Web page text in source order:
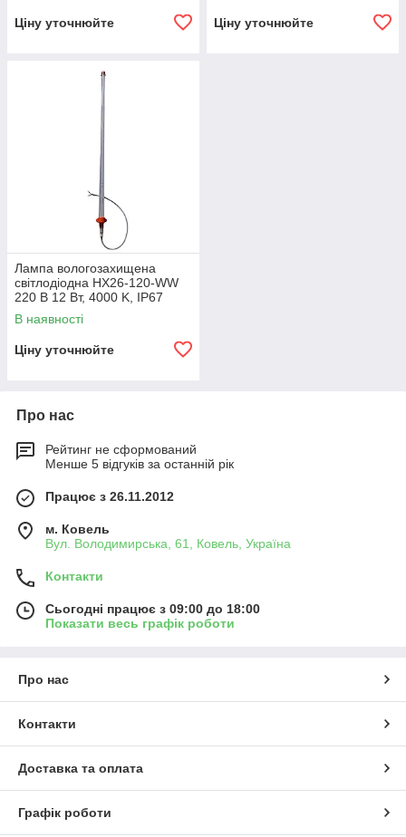
Ціну уточнюйте Ціну уточнюйте
Лампа вологозахищена
світлодіодна HX26-120-WW
220 В 12 Вт, 4000 K, IP67
В наявності
Ціну уточнюйте
Про нас
Рейтинг не сформований
Менше 5 відгуків за останній рік
Працює з 26.11.2012
м. Ковель
Вул. Володимирська, 61, Ковель, Україна
Контакти
Сьогодні працює з 09:00 до 18:00
Показати весь графік роботи
Про нас
Контакти
Доставка та оплата
Графік роботи